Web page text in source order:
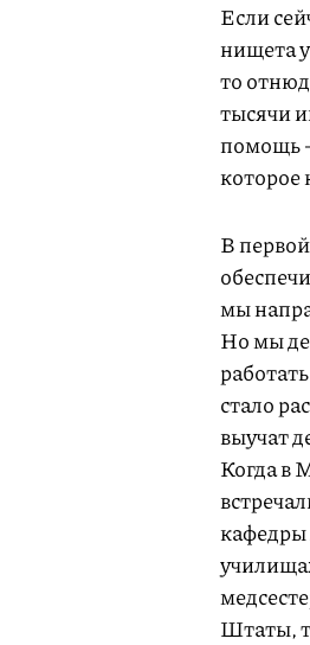
Если
нищета
то
тысячи
помощь
которое
В
мы
Но мы
стало
выучат
Когда в
кафедры
Штаты,